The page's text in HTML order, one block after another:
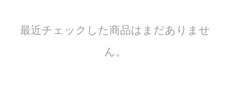
最近チェックした商品はまだありませ
ん。